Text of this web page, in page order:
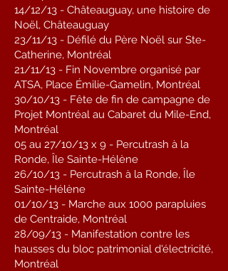
14/12/13 - Châteauguay, une histoire de
Noël, Châteauguay
23/11/13 - Défilé du Père Noël sur Ste-
Catherine, Montréal
21/11/13 - Fin Novembre organisé par
ATSA, Place Émilie-Gamelin, Montréal
30/10/13 - Fête de fin de campagne de
Projet Montréal au Cabaret du Mile-End,
Montréal
05 au 27/10/13 x 9 - Percutrash à la
Ronde, Île Sainte-Hélène
26/10/13 - Percutrash à la Ronde, Île
Sainte-Hélène
01/10/13 - Marche aux 1000 parapluies
de Centraide, Montréal
28/09/13 - Manifestation contre les
hausses du bloc patrimonial d'électricité,
Montréal